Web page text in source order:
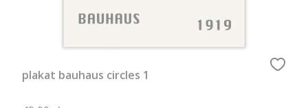
plakat bauhaus circles 1